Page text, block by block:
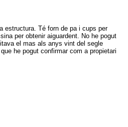
estructura. Té forn de pa i cups per
per obtenir aiguardent. No he pogut
el mas als anys vint del segle
he pogut confirmar com a propietari